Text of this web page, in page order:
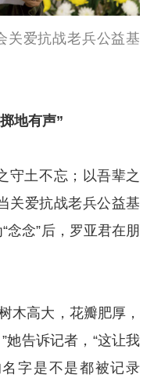
关爱抗战老兵公益基
地有声”
守土不忘；以吾辈之
关爱抗战老兵公益基
念念”后，罗亚君在朋
木高大，花瓣肥厚，
她告诉记者，“这让我
字是不是都被记录